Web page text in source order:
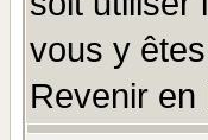
vous y
Revenir en